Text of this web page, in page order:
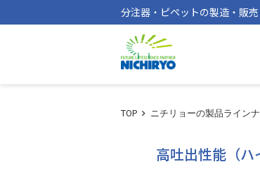
分注器・ピペットの製造・販売
TOP ニチリョーの製品ライン
高吐出性能（ハ